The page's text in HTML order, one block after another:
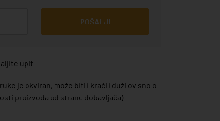
POŠALJI
upit
je okviran, može biti i kraći i duži ovisno o
proizvoda od strane dobavljača)